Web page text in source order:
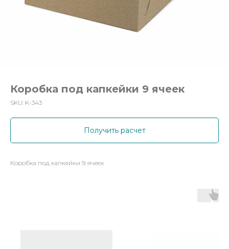
Коробка под капкейки 9 ячеек
SKU: K-343
Получить расчет
Коробка под капкейки 9 ячеек